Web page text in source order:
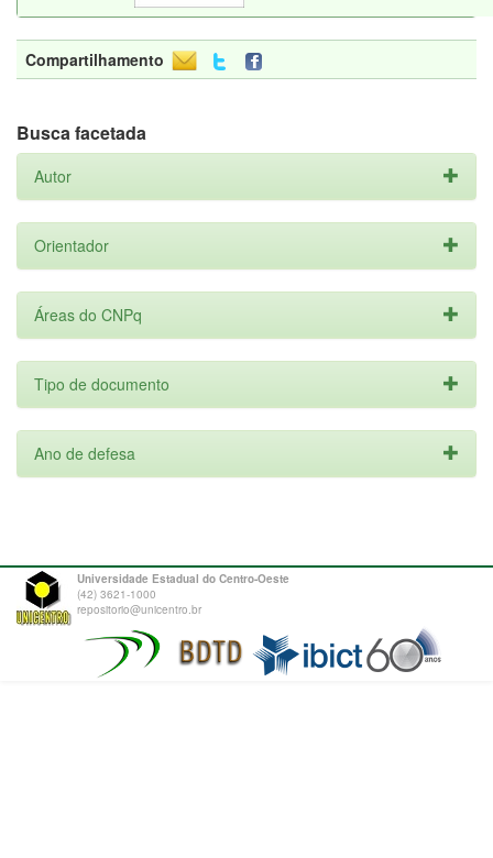
Compartilhamento
Busca facetada
Autor
Orientador
Áreas do CNPq
Tipo de documento
Ano de defesa
Universidade Estadual do Centro-Oeste
(42) 3621-1000
repositorio@unicentro.br